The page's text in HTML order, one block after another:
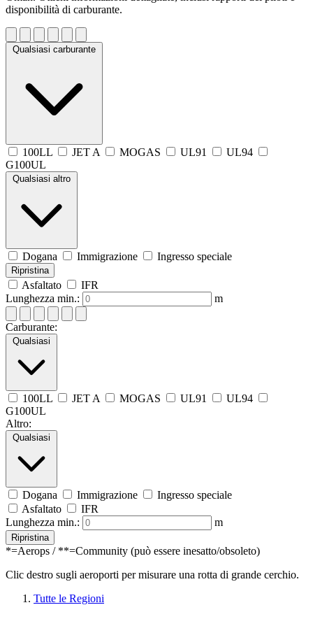
disponibilità di carburante.
Qualsiasi carburante
100LL JET A MOGAS UL91
UL94
G100UL
Qualsiasi altro
Dogana Immigrazione Ingresso speciale
Ripristina
Asfaltato
IFR
Lunghezza min.:
m
Carburante:
Qualsiasi
100LL JET A MOGAS UL91
UL94
G100UL
Altro:
Qualsiasi
Dogana Immigrazione
Ingresso speciale
Asfaltato
IFR
Lunghezza min.:
m
Ripristina
*=Aerops / **=Community (può essere inesatto/obsoleto)
Clic destro sugli aeroporti per misurare una rotta di grande cerchio.
Tutte le Regioni